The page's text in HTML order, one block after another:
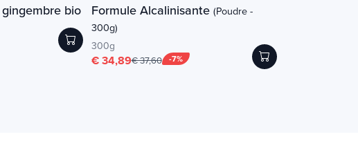
bio Formule Alcalinisante (Poudre -
300g)
300g
-7%
€ 34,89€ 37,60